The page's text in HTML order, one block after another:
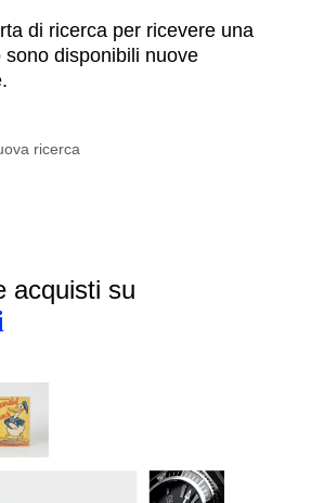
di ricerca per ricevere una
sono disponibili nuove
acquisti su